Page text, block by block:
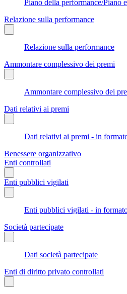
Piano della performance/Piano
Relazione sulla performance
Relazione sulla performance
Ammontare complessivo dei premi
Ammontare complessivo dei
Dati relativi ai premi
Dati relativi ai premi - in
Benessere organizzativo
Enti controllati
Enti pubblici vigilati
Enti pubblici vigilati - in
Società partecipate
Dati società partecipate
Enti di diritto privato controllati